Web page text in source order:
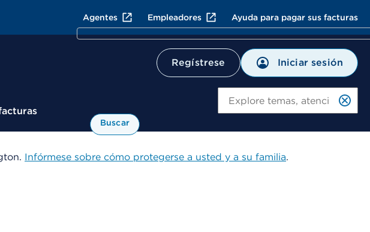
Agentes Empleadores Ayuda para pagar sus facturas
Regístrese Iniciar sesión
Buscar
Infórmese sobre cómo protegerse a usted y a su familia.